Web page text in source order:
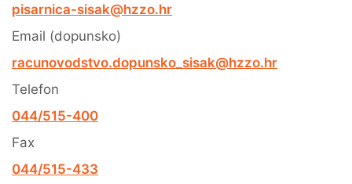
pisarnica-sisak@hzzo.hr
Email (dopunsko)
racunovodstvo.dopunsko_sisak@hzzo.hr
Telefon
044/515-400
Fax
044/515-433